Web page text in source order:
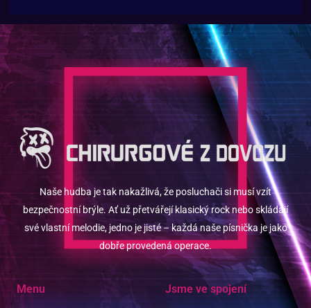
Naše hudba je tak nakažlivá, že posluchači si musí vzít
bezpečnostní brýle. Ať už přetvářejí klasický rock nebo skládají
své vlastní melodie, jedno je jisté – každá naše písnička je jako
dobře provedená operace.
Menu Jsme ve spojení